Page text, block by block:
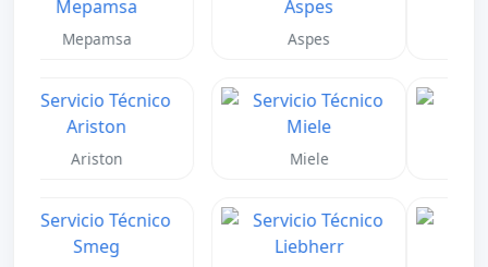
Panasonic
Midea Jhonson